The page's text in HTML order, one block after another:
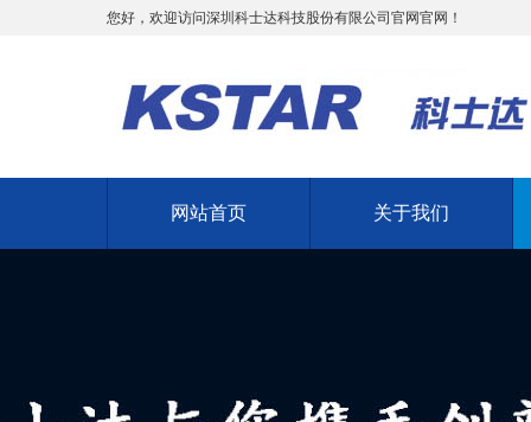
您好，欢迎访问深圳科士达科技股份有限公司官网官网！
网站首页 关于我们